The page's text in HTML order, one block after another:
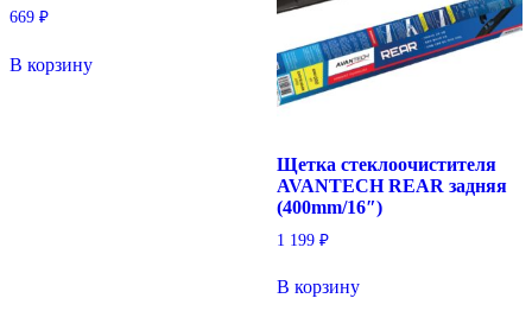
669 ₽
В корзину
Щетка стеклоочистителя
AVANTECH REAR задняя
(400mm/16″)
1 199 ₽
В корзину